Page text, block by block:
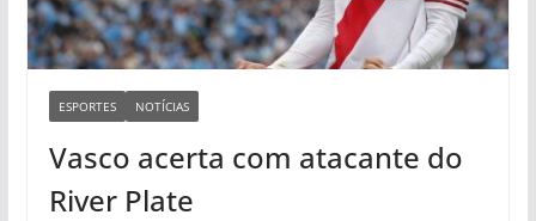
ESPORTES NOTÍCIAS
Vasco acerta com atacante do
River Plate